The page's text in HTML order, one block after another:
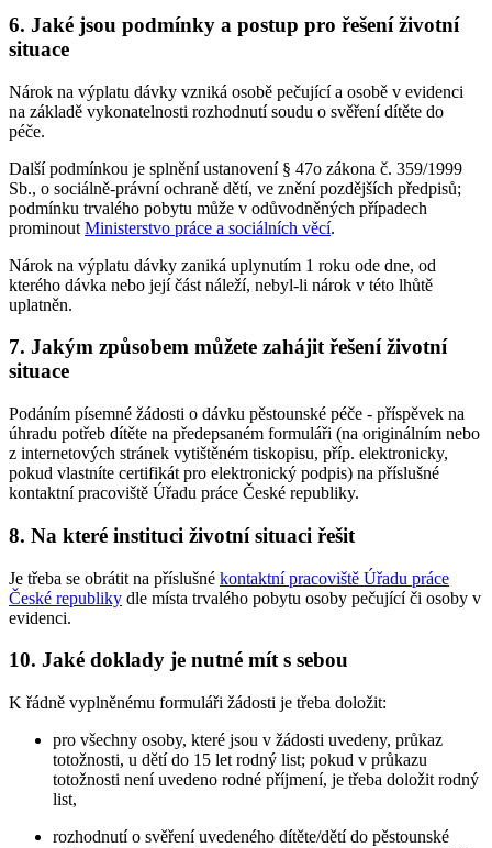
6. Jaké jsou podmínky a postup pro řešení životní
situace
Nárok na výplatu dávky vzniká osobě pečující a osobě v evidenci
na základě vykonatelnosti rozhodnutí soudu o svěření dítěte do
péče.
Další podmínkou je splnění ustanovení § 47o zákona č. 359/1999
Sb., o sociálně-právní ochraně dětí, ve znění pozdějších předpisů;
podmínku trvalého pobytu může v odůvodněných případech
prominout Ministerstvo práce a sociálních věcí.
Nárok na výplatu dávky zaniká uplynutím 1 roku ode dne, od
kterého dávka nebo její část náleží, nebyl-li nárok v této lhůtě
uplatněn.
7. Jakým způsobem můžete zahájit řešení životní
situace
Podáním písemné žádosti o dávku pěstounské péče - příspěvek na
úhradu potřeb dítěte na předepsaném formuláři (na originálním nebo
z internetových stránek vytištěném tiskopisu, příp. elektronicky,
pokud vlastníte certifikát pro elektronický podpis) na příslušné
kontaktní pracoviště Úřadu práce České republiky.
8. Na které instituci životní situaci řešit
Je třeba se obrátit na příslušné kontaktní pracoviště Úřadu práce
České republiky dle místa trvalého pobytu osoby pečující či osoby v
evidenci.
10. Jaké doklady je nutné mít s sebou
K řádně vyplněnému formuláři žádosti je třeba doložit:
pro všechny osoby, které jsou v žádosti uvedeny, průkaz
totožnosti, u dětí do 15 let rodný list; pokud v průkazu
totožnosti není uvedeno rodné příjmení, je třeba doložit rodný
list,
rozhodnutí o svěření uvedeného dítěte/dětí do pěstounské